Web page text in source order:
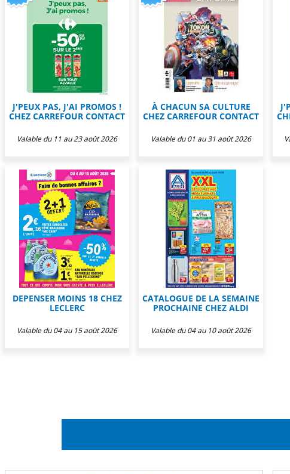
J'PEUX PAS, J'AI PROMOS !
CHEZ CARREFOUR CONTACT
Valable du 11 au 23 août 2026
À CHACUN SA CULTURE
CHEZ CARREFOUR CONTACT
Valable du 01 au 31 août 2026
DEPENSER MOINS 18 CHEZ
LECLERC
Valable du 04 au 15 août 2026
CATALOGUE DE LA SEMAINE
PROCHAINE CHEZ ALDI
Valable du 04 au 10 août 2026